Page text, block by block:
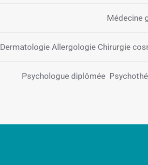
Médecine
Dermatologie Allergologie Chirurgie
Psychologue diplômée